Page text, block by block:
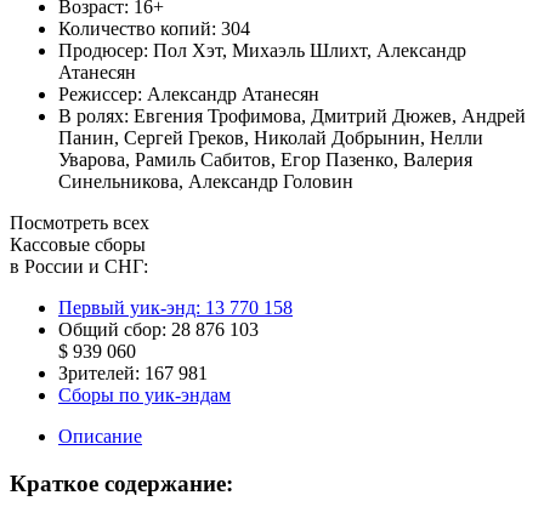
Возраст: 16+
Количество копий: 304
Продюсер: Пол Хэт, Михаэль Шлихт, Александр
Атанесян
Режиссер: Александр Атанесян
В ролях: Евгения Трофимова, Дмитрий Дюжев, Андрей
Панин, Сергей Греков, Николай Добрынин, Нелли
Уварова, Рамиль Сабитов, Егор Пазенко, Валерия
Синельникова, Александр Головин
Посмотреть всех
Кассовые сборы
в России и СНГ:
Первый уик-энд: 13 770 158
Общий сбор: 28 876 103
$ 939 060
Зрителей: 167 981
Сборы по уик-эндам
Описание
Краткое содержание: